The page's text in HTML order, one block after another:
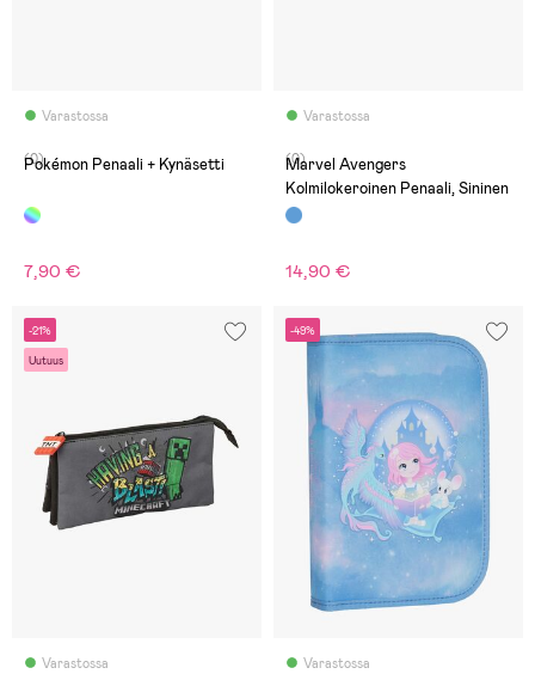
Varastossa
(0)
Pokémon Penaali + Kynäsetti
7,90 €
Varastossa
(0)
Marvel Avengers
Kolmilokeroinen Penaali, Sininen
14,90 €
-21%
Uutuus
Varastossa
-49%
Varastossa